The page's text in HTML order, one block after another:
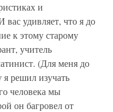
и
вас удивляет, что я до
к этому старому
учитель
(Для меня до
я решил изучать
человека мы
он багровел от